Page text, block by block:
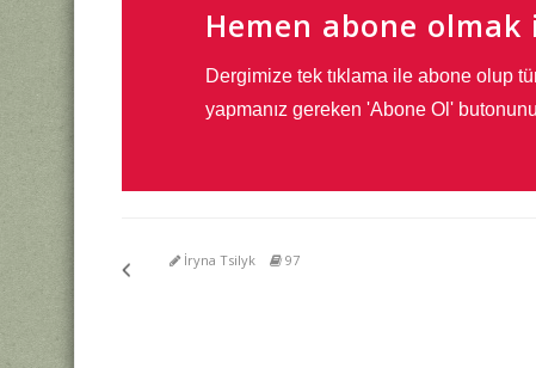
Hemen abone
Dergimize tek tıklama ile abone olup
yapmanız gereken 'Abone Ol'
İryna Tsilyk 97